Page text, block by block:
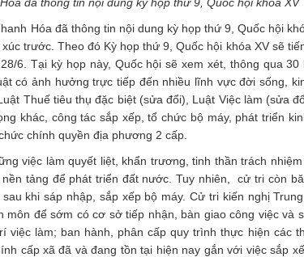
Hóa đã thông tin nội dung kỳ họp thứ 9, Quốc hội
trước. Theo đó Kỳ họp thứ 9, Quốc hội khóa XV sẽ
6. Tại kỳ họp này, Quốc hội sẽ xem xét, thông qua 30
có ảnh hưởng trực tiếp đến nhiều lĩnh vực đời sống,
Thuế tiêu thụ đặc biệt (sửa đổi), Luật Việc làm (sửa
khác, công tác sắp xếp, tổ chức bộ máy, phát triển
chính quyền địa phương 2 cấp.
việc làm quyết liệt, khẩn trương, tinh thần trách nhiệm
tảng để phát triển đất nước. Tuy nhiên, cử tri còn
khi sáp nhập, sắp xếp bộ máy. Cử tri kiến nghị
để sớm có cơ sở tiếp nhận, bàn giao công việc và
làm; ban hành, phân cấp quy trình thực hiện các
cấp xã đã và đang tồn tại hiện nay gắn với việc sắp